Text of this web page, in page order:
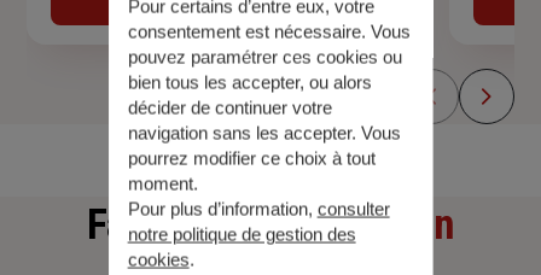
Faitesune simulation
Pour certains d’entre eux, votre
consentement est nécessaire. Vous
pouvez paramétrer ces cookies ou
bien tous les accepter, ou alors
décider de continuer votre
navigation sans les accepter. Vous
pourrez modifier ce choix à tout
moment.
Pour plus d’information, consulter
notre politique de gestion des
cookies.